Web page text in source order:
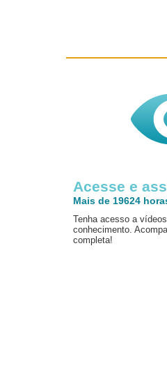
Acesse e
Mais de 19624
Tenha acesso a
conhecimento.
completa!